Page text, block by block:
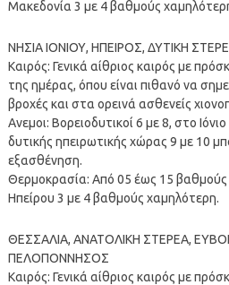
Μακεδονία 3 με 4 βαθμούς
ΝΗΣΙΑ ΙΟΝΙΟΥ, ΗΠΕΙΡΟΣ, ΔΥΤΙΚΗ
Καιρός: Γενικά αίθριος καιρός με
της ημέρας, όπου είναι πιθανό να
βροχές και στα ορεινά ασθενείς
Ανεμοι: Βορειοδυτικοί 6 με 8, στο
δυτικής ηπειρωτικής χώρας 9 με 10
εξασθένηση.
Θερμοκρασία: Από 05 έως 15 βαθμούς
Ηπείρου 3 με 4 βαθμούς χαμηλότερη.
ΘΕΣΣΑΛΙΑ, ΑΝΑΤΟΛΙΚΗ ΣΤΕΡΕΑ,
ΠΕΛΟΠΟΝΝΗΣΟΣ
Καιρός: Γενικά αίθριος καιρός με